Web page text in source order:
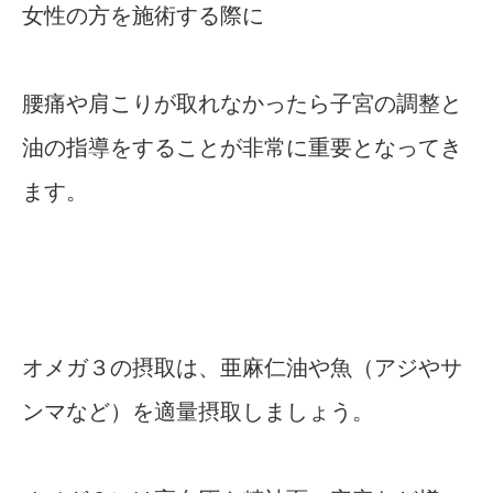
女性の方を施術する際に
腰痛や肩こりが取れなかったら子宮の調整と
油の指導をすることが非常に重要となってき
ます。
オメガ３の摂取は、亜麻仁油や魚（アジやサ
ンマなど）を適量摂取しましょう。